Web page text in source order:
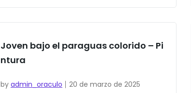
Joven bajo el paraguas colorido – Pi
ntura
by admin_oraculo
20 de marzo de 2025